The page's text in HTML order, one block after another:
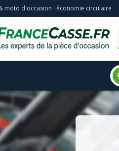
moto d'occasion · économie circulaire